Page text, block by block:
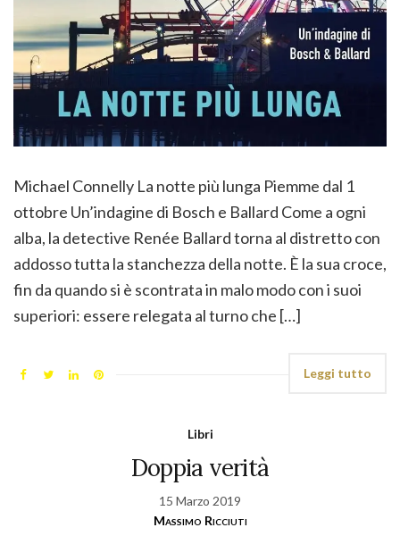
Michael Connelly La notte più lunga Piemme dal 1
ottobre Un’indagine di Bosch e Ballard Come a ogni
alba, la detective Renée Ballard torna al distretto con
addosso tutta la stanchezza della notte. È la sua croce,
fin da quando si è scontrata in malo modo con i suoi
superiori: essere relegata al turno che […]
Leggi tutto
Libri
Doppia verità
15 Marzo 2019
Massimo Ricciuti